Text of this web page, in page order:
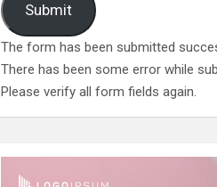
Submit
The form has been submitted
There has been some error while
Please verify all form fields again.